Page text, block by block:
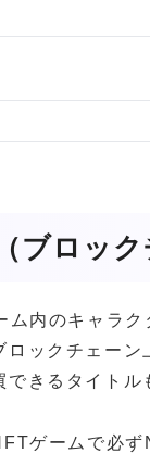
ブロッ
ム内のキャラ
ロックチェー
きるタイトル
ゲームで必